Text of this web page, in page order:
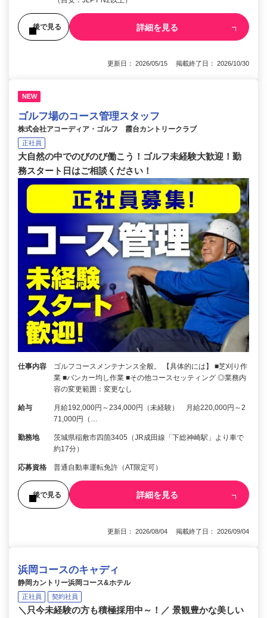
後で見る 詳細を見る
更新日： 2026/05/15 掲載終了日： 2026/10/30
NEW
ゴルフ場のコース管理スタッフ
株式会社アコーディア・ゴルフ 霞台カントリークラブ
正社員
大自然の中でのびのび働こう！ゴルフ未経験大歓迎！勤
務スタート日はご相談ください！
仕事内容
ゴルフコースメンテナンス全般。 【具体的には】 ■芝刈り作
業 ■バンカー均し作業 ■その他コースセッティング ◎業務内
容の変更範囲：変更なし
給与
月給192,000円～234,000円（未経験） 月給220,000円～2
71,000円（…
勤務地
茨城県稲敷市四箇3405（JR成田線「下総神崎駅」より車で
約17分）
応募資格 普通自動車運転免許（AT限定可）
後で見る 詳細を見る
更新日： 2026/08/04 掲載終了日： 2026/09/04
浜岡コースのキャディ
静岡カントリー浜岡コース&ホテル
正社員 契約社員
＼只今未経験の方も積極採用中～！／ 景観豊かな美しい